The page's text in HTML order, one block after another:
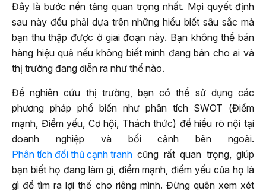
Đây là bước nền tảng quan trọng nhất. Mọi quyết định
sau này đều phải dựa trên những hiểu biết sâu sắc mà
bạn thu thập được ở giai đoạn này. Bạn không thể bán
hàng hiệu quả nếu không biết mình đang bán cho ai và
thị trường đang diễn ra như thế nào.
Để nghiên cứu thị trường, bạn có thể sử dụng các
phương pháp phổ biến như phân tích SWOT (Điểm
mạnh, Điểm yếu, Cơ hội, Thách thức) để hiểu rõ nội tại
doanh nghiệp và bối cảnh bên ngoài.
Phân tích đối thủ cạnh tranh cũng rất quan trọng, giúp
bạn biết họ đang làm gì, điểm mạnh, điểm yếu của họ là
gì để tìm ra lợi thế cho riêng mình. Đừng quên xem xét